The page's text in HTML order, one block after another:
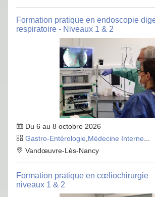
Formation pratique en endoscopie
respiratoire - Niveaux 1 & 2
Du 6 au 8 octobre 2026
Gastro-Entérologie Médecine Interne
Vandœuvre-Lès-Nancy
Formation pratique en cœliochirurgie
niveaux 1 & 2